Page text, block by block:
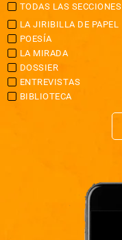
TODAS LAS SECCIONES
LA JIRIBILLA DE PAPEL
POESÍA
LA MIRADA
DOSSIER
ENTREVISTAS
BIBLIOTECA